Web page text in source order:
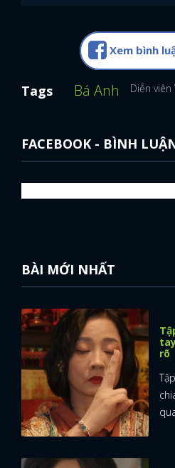
Xem bình
Tags Bá Anh Diễn
FACEBOOK - BÌNH
BÀI MỚI NHẤT
rõ